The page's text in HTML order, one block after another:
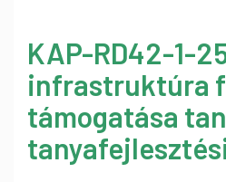
KAP-RD42-1-
infrastruktúra
támogatása